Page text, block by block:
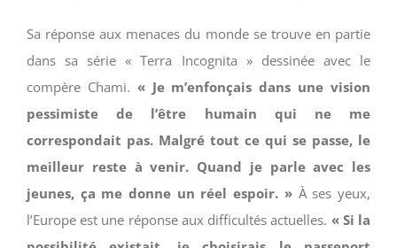
Sa réponse aux menaces du monde se trouve en partie
dans sa série « Terra Incognita » dessinée avec le
compère Chami. « Je m’enfonçais dans une vision
pessimiste de l’être humain qui ne me
correspondait pas. Malgré tout ce qui se passe, le
meilleur reste à venir. Quand je parle avec les
jeunes, ça me donne un réel espoir. »À ses yeux,
l’Europe est une réponse aux difficultés actuelles. « Si la